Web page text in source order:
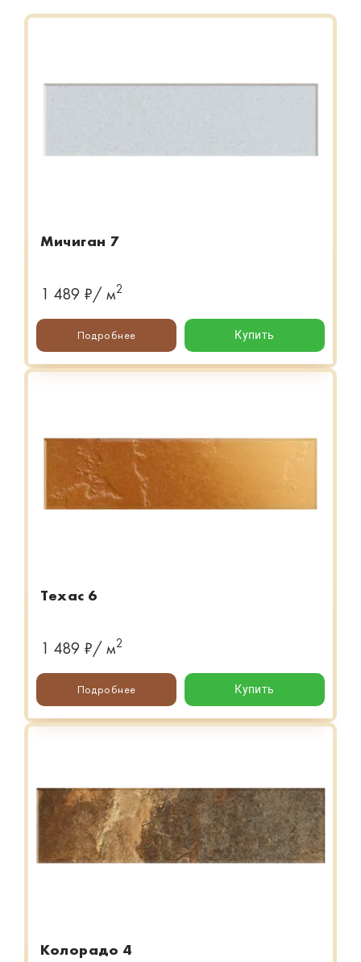
Мичиган 7
1 489 ₽/ м2
Подробнее Купить
Техас 6
1 489 ₽/ м2
Подробнее Купить
Колорадо 4